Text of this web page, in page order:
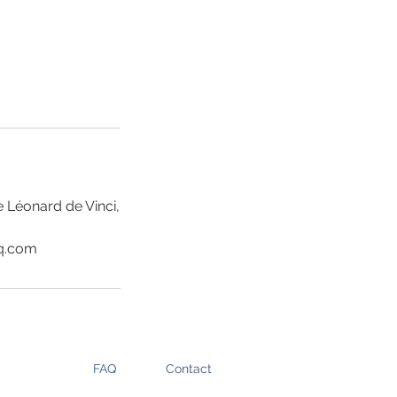
Léonard de Vinci,
FAQ Contact